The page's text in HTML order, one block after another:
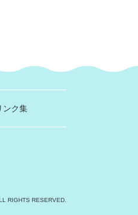
ンク集
RIGHTS RESERVED.